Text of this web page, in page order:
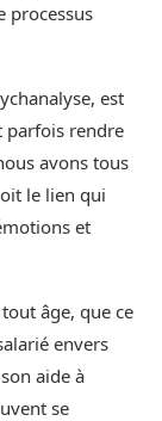
processus
est
parfois rendre
avons tous
le lien qui
et
âge, que ce
envers
aide à
se